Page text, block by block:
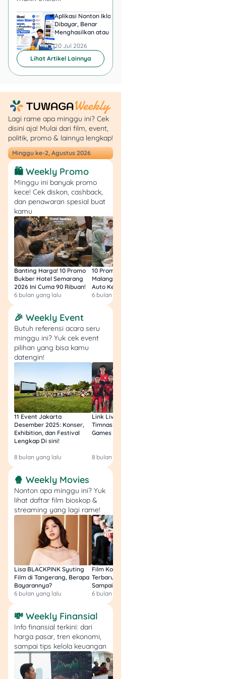
Kongres Wanita Indonesia
(KOWANI), panti ini
menyediakan fasilitas
lengkap seperti tempat
tidur, lemari, kamar mandi,
dan kegiatan produktif
tetap aktif.
Ini dia kisaran biaya panti
jompo Wisma Mulia:
Biaya pangkal:
Rp5.000.000
Biaya bulanan:
Kapasitas kamar: 2–
3 orang
Lokasinya strategis di Jl.
Hadiah No.14–16, Jelambar,
Jakarta Barat. Dengan
biaya segitu, fasilitas dan
perawatan yang diberikan
termasuk lengkap dan
manusiawi.
4. Panti Jompo Karya
Kasih, Jakarta Pusat
Berfokus pada layanan
kesehatan lansia dengan
fasilitas makan 3 kali sehari,
snack, dan kegiatan sosial.
Kamar biasa:
Rp1.500.000/bulan
kamar mandi dalam:
Rp1.750.000/bulan
Kamar VIP ber-AC:
Rp3.500.000/bulan
Panti ini cocok untuk lansia
yang masih aktif, tapi ingin
berada di lingkungan yang
tenang dan sehat.
5. Graha Werdha AUSSI,
Depok
Dikenal karena
suasananya yang hangat
dan mewah, Graha Werdha
AUSSI punya fasilitas super
lengkap. Penghuninya
Aplikasi Nonton Iklan
Dibayar, Benar
Menghasilkan atau Cuma
20 Jul 2026
Lihat Artikel Lainnya
Lagi rame apa minggu ini? Cek
disini aja! Mulai dari film, event,
politik, promo & lainnya lengkap!
Minggu ke-2, Agustus 2026
🛍️ Weekly Promo
Minggu ini banyak promo
kece! Cek diskon, cashback,
dan penawaran spesial buat
kamu
Banting Harga! 10 Promo
Bukber Hotel Semarang
2026 Ini Cuma 90 Ribuan!
6 bulan yang lalu
10 Promo Bukber Hotel
Malang 2026: Start 75rb,
Auto Kenyang!
6 bulan yang lalu
🎉 Weekly Event
Butuh referensi acara seru
minggu ini? Yuk cek event
pilihan yang bisa kamu
datengin!
11 Event Jakarta
Desember 2025: Konser,
Exhibition, dan Festival
Lengkap Di sini!
8 bulan yang lalu
Link Live Streaming
Timnas vs Filipina SEA
Games Malam Ini, Gratis!
8 bulan yang lalu
🍿 Weekly Movies
Nonton apa minggu ini? Yuk
lihat daftar film bioskop &
streaming yang lagi rame!
Lisa BLACKPINK Syuting
Film di Tangerang, Berapa
Bayarannya?
6 bulan yang lalu
Film Komedi Indonesia
Terbaru 2026, Siap Ngakak
Sampai Sakit Perut!
6 bulan yang lalu
💸 Weekly Finansial
Info finansial terkini: dari
harga pasar, tren ekonomi,
sampai tips kelola keuangan